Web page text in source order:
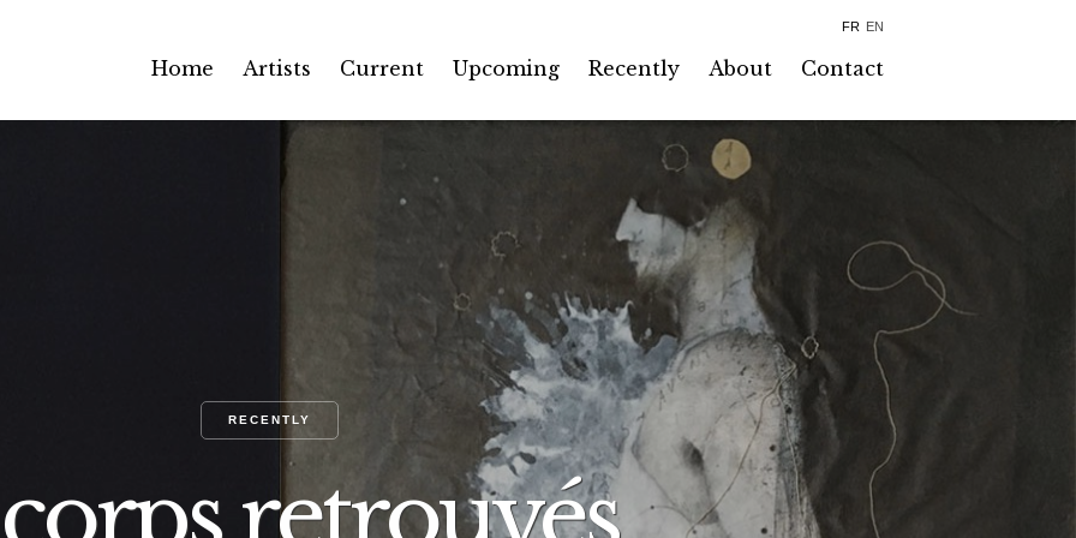
FR EN
Home Artists Current Upcoming Recently About Contact
RECENTLY
retrouvés